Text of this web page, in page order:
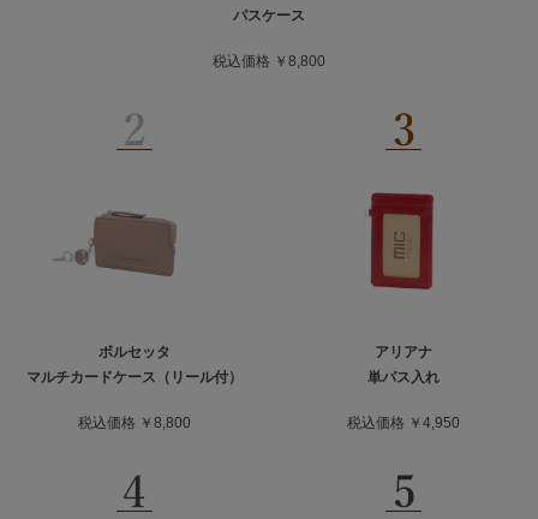
パスケース
税込価格 ￥8,800
ボルセッタ
マルチカードケース（リール付）
税込価格 ￥8,800
アリアナ
単パス入れ
税込価格 ￥4,950